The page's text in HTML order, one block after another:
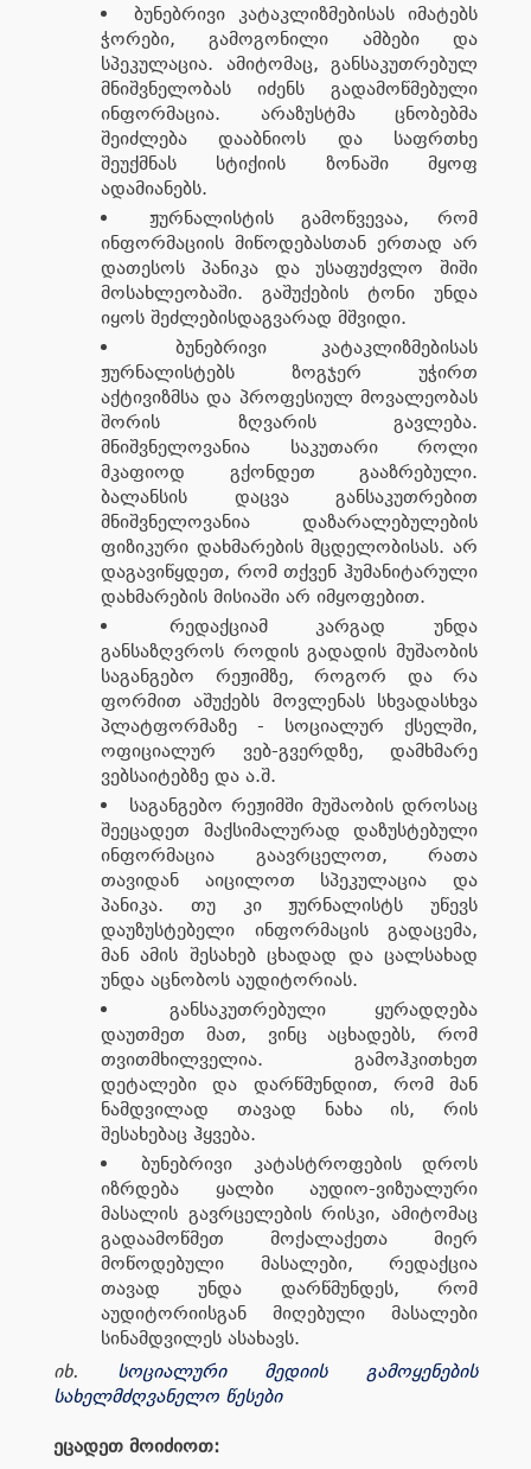
ბუნებრივი კატაკლიზმებისას იმატებს
ჭორები, გამოგონილი ამბები და
სპეკულაცია. ამიტომაც, განსაკუთრებულ
მნიშვნელობას იძენს გადამოწმებული
ინფორმაცია. არაზუსტმა ცნობებმა
შეიძლება დააბნიოს და საფრთხე
შეუქმნას სტიქიის ზონაში მყოფ
ადამიანებს.
ჟურნალისტის გამოწვევაა, რომ
ინფორმაციის მიწოდებასთან ერთად არ
დათესოს პანიკა და უსაფუძვლო შიში
მოსახლეობაში. გაშუქების ტონი უნდა
იყოს შეძლებისდაგვარად მშვიდი.
ბუნებრივი კატაკლიზმებისას
ჟურნალისტებს ზოგჯერ უჭირთ
აქტივიზმსა და პროფესიულ მოვალეობას
შორის ზღვარის გავლება.
მნიშვნელოვანია საკუთარი როლი
მკაფიოდ გქონდეთ გააზრებული.
ბალანსის დაცვა განსაკუთრებით
მნიშვნელოვანია დაზარალებულების
ფიზიკური დახმარების მცდელობისას. არ
დაგავიწყდეთ, რომ თქვენ ჰუმანიტარული
დახმარების მისიაში არ იმყოფებით.
რედაქციამ კარგად უნდა
განსაზღვროს როდის გადადის მუშაობის
საგანგებო რეჟიმზე, როგორ და რა
ფორმით აშუქებს მოვლენას სხვადასხვა
პლატფორმაზე - სოციალურ ქსელში,
ოფიციალურ ვებ-გვერდზე, დამხმარე
ვებსაიტებზე და ა.შ.
საგანგებო რეჟიმში მუშაობის დროსაც
შეეცადეთ მაქსიმალურად დაზუსტებული
ინფორმაცია გაავრცელოთ, რათა
თავიდან აიცილოთ სპეკულაცია და
პანიკა. თუ კი ჟურნალისტს უწევს
დაუზუსტებელი ინფორმაცის გადაცემა,
მან ამის შესახებ ცხადად და ცალსახად
უნდა აცნობოს აუდიტორიას.
განსაკუთრებული ყურადღება
დაუთმეთ მათ, ვინც აცხადებს, რომ
თვითმხილველია. გამოჰკითხეთ
დეტალები და დარწმუნდით, რომ მან
ნამდვილად თავად ნახა ის, რის
შესახებაც ჰყვება.
ბუნებრივი კატასტროფების დროს
იზრდება ყალბი აუდიო-ვიზუალური
მასალის გავრცელების რისკი, ამიტომაც
გადაამოწმეთ მოქალაქეთა მიერ
მოწოდებული მასალები, რედაქცია
თავად უნდა დარწმუნდეს, რომ
აუდიტორიისგან მიღებული მასალები
სინამდვილეს ასახავს.
იხ. სოციალური მედიის გამოყენების
სახელმძღვანელო წესები
ეცადეთ მოიძიოთ: